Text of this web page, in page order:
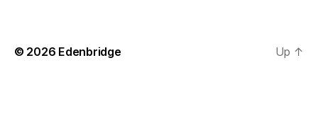
© 2026 Edenbridge Up ↑